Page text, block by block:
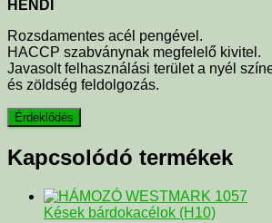
HENDI
Rozsdamentes acél pengével.
HACCP szabványnak megfelelő kivitel.
Javasolt felhasználási terület a nyél
és zöldség feldolgozás.
Kapcsolódó termékek
Kések bárdokacélok (H10)